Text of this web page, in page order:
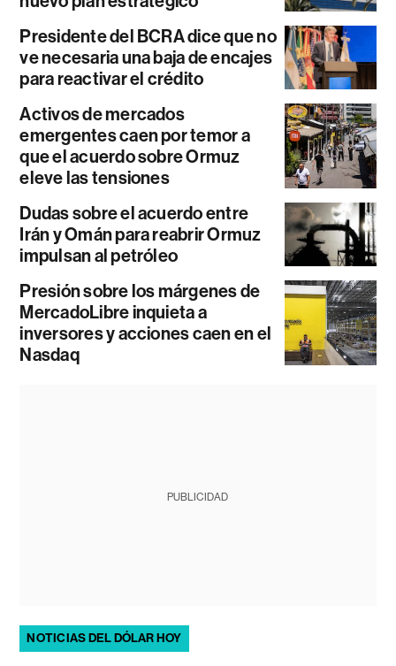
Presidente del BCRA dice que no
ve necesaria una baja de encajes
para reactivar el crédito
Activos de mercados
emergentes caen por temor a
que el acuerdo sobre Ormuz
eleve las tensiones
Dudas sobre el acuerdo entre
Irán y Omán para reabrir Ormuz
impulsan al petróleo
Presión sobre los márgenes de
MercadoLibre inquieta a
inversores y acciones caen en el
Nasdaq
PUBLICIDAD
NOTICIAS DEL DÓLAR HOY